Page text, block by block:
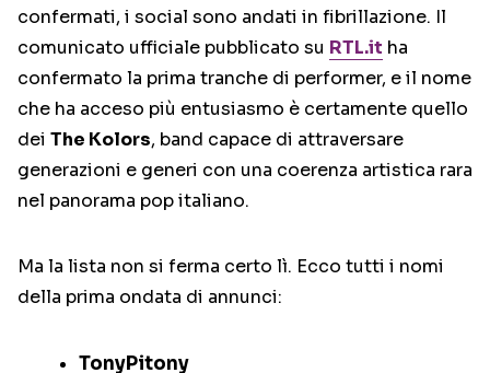
confermati, i social sono andati in fibrillazione. Il
comunicato ufficiale pubblicato su RTL.it ha
confermato la prima tranche di performer, e il nome
che ha acceso più entusiasmo è certamente quello
dei The Kolors, band capace di attraversare
generazioni e generi con una coerenza artistica rara
nel panorama pop italiano.
Ma la lista non si ferma certo lì. Ecco tutti i nomi
della prima ondata di annunci:
TonyPitony